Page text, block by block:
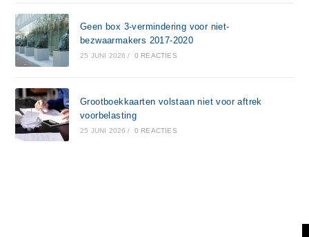
Geen box 3-vermindering voor niet-
bezwaarmakers 2017-2020
25 JUNI 2026 / 0 REACTIES
Grootboekkaarten volstaan niet voor aftrek
voorbelasting
25 JUNI 2026 / 0 REACTIES